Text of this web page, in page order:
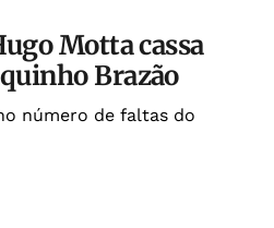
Motta cassa
Brazão
número de faltas do